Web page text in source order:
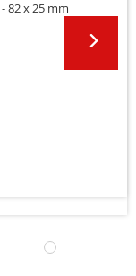
82 x 25 mm